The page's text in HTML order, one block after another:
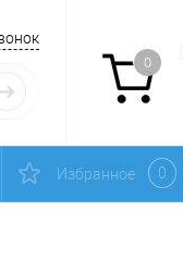
0
Избранное 0